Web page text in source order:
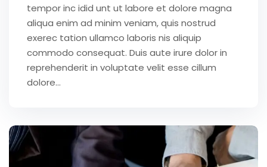
tempor inc idid unt ut labore et dolore magna
aliqua enim ad minim veniam, quis nostrud
exerec tation ullamco laboris nis aliquip
commodo consequat. Duis aute irure dolor in
reprehenderit in voluptate velit esse cillum
dolore...